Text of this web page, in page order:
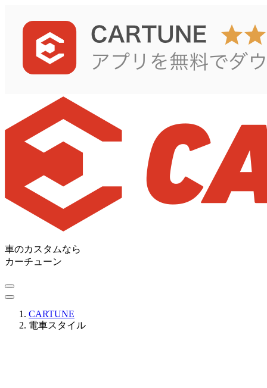
車のカスタムなら
カーチューン
CARTUNE
電車スタイル